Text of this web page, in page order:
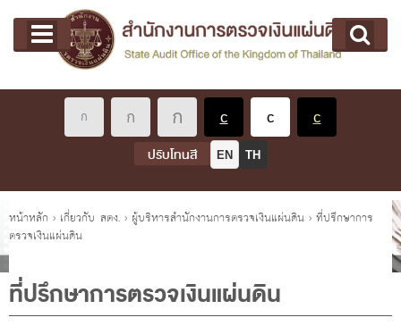
Main menu
หน้าแรก
เกี่ยวกับ คตง.
นโยบายการตรวจเงินแผ่นดิน
หลักเกณฑ์มาตรฐานเกี่ยวกับการตรวจเงินแผ่นดิน
ผู้ว่าการตรวจเงินแผ่นดิน
การบริหารและพัฒนาทรัพยากรบุคคล
เกี่ยวกับ สตง.
ประวัติสำนักงานการตรวจเงินแผ่นดิน
ปรับโทนสี EN TH
คุณอยู่ที่
หน้าหลัก › เกี่ยวกับ สตง. › ผู้บริหารสำนักงานการตรวจเงินแผ่นดิน › ที่ปรึกษาการ
ตรวจเงินแผ่นดิน
ที่ปรึกษาการตรวจเงินแผ่นดิน